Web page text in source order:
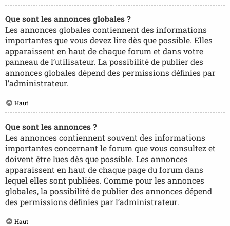
Que sont les annonces globales ?
Les annonces globales contiennent des informations
importantes que vous devez lire dès que possible. Elles
apparaissent en haut de chaque forum et dans votre
panneau de l’utilisateur. La possibilité de publier des
annonces globales dépend des permissions définies par
l’administrateur.
Haut
Que sont les annonces ?
Les annonces contiennent souvent des informations
importantes concernant le forum que vous consultez et
doivent être lues dès que possible. Les annonces
apparaissent en haut de chaque page du forum dans
lequel elles sont publiées. Comme pour les annonces
globales, la possibilité de publier des annonces dépend
des permissions définies par l’administrateur.
Haut